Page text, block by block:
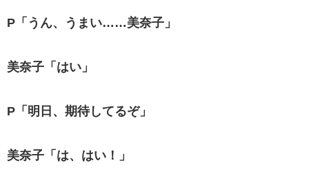
P「うん、うまい……美奈子」
美奈子「はい」
P「明日、期待してるぞ」
美奈子「は、はい！」